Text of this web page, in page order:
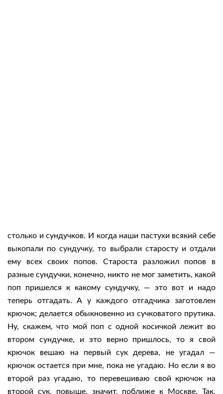
столько и сундучков. И когда наши пастухи всякий себе
выкопали по сундучку, то выбрали старосту и отдали
ему всех своих попов. Староста разложил попов в
разные сундучки, конечно, никто не мог заметить, какой
поп пришелся к какому сундучку, — это вот и надо
теперь отгадать. А у каждого отгадчика заготовлен
крючок; делается обыкновенно из сучковатого прутика.
Ну, скажем, что мой поп с одной косичкой лежит во
втором сундучке, и это верно пришлось, то я свой
крючок вешаю на первый сук дерева, не угадал —
крючок остается при мне, пока не угадаю. Но если я во
второй раз угадаю, то перевешиваю свой крючок на
второй сук, повыше, значит, поближе к Москве. Так,